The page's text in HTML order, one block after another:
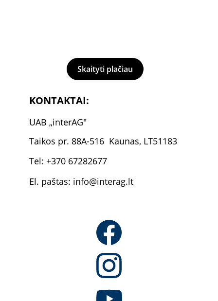
Skaityti plačiau
KONTAKTAI:
UAB „interAG"
Taikos pr. 88A-516  Kaunas, LT51183
Tel: +370 67282677
El. paštas: info@interag.lt